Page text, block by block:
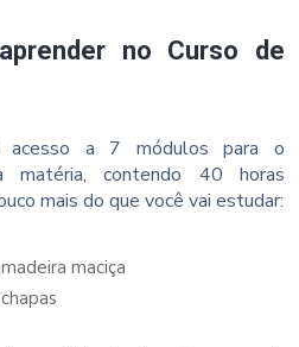
no Curso de
acesso a 7 módulos para o
matéria, contendo 40 horas
mais do que você vai estudar:
maciça